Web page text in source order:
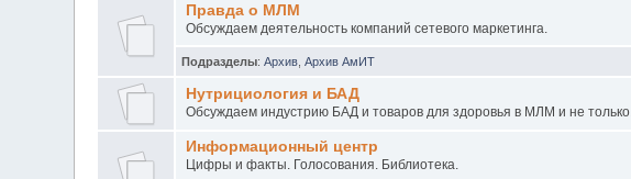
Правда о МЛМ
Обсуждаем деятельность компаний сетевого маркетинга.
Подразделы:Архив ,Архив АмИТ
Нутрициология и БАД
Обсуждаем индустрию БАД и товаров для здоровья в МЛМ и не только.
Информационный центр
Цифры и факты. Голосования. Библиотека.